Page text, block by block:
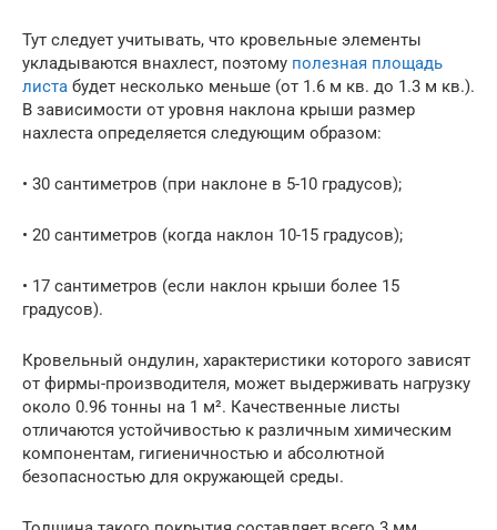
Тут следует учитывать, что кровельные элементы
укладываются внахлест, поэтому полезная площадь
листа будет несколько меньше (от 1.6 м кв. до 1.3 м кв.).
В зависимости от уровня наклона крыши размер
нахлеста определяется следующим образом:
• 30 сантиметров (при наклоне в 5-10 градусов);
• 20 сантиметров (когда наклон 10-15 градусов);
• 17 сантиметров (если наклон крыши более 15
градусов).
Кровельный ондулин, характеристики которого зависят
от фирмы-производителя, может выдерживать нагрузку
около 0.96 тонны на 1 м². Качественные листы
отличаются устойчивостью к различным химическим
компонентам, гигиеничностью и абсолютной
безопасностью для окружающей среды.